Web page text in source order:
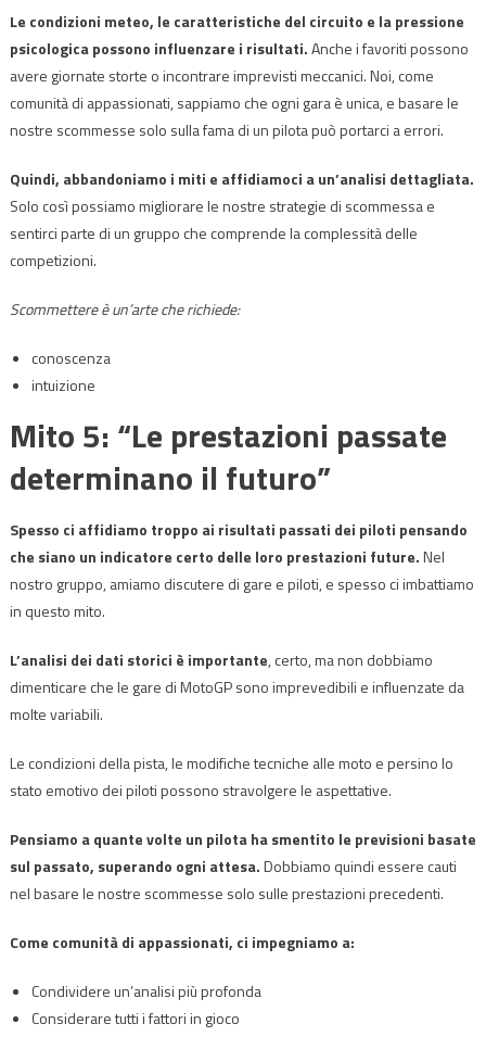
Le condizioni meteo, le caratteristiche del circuito e la pressione
psicologica possono influenzare i risultati.Anche i favoriti possono
avere giornate storte o incontrare imprevisti meccanici. Noi, come
comunità di appassionati, sappiamo che ogni gara è unica, e basare le
nostre scommesse solo sulla fama di un pilota può portarci a errori.
Quindi, abbandoniamo i miti e affidiamoci a un’analisi dettagliata.
Solo così possiamo migliorare le nostre strategie di scommessa e
sentirci parte di un gruppo che comprende la complessità delle
competizioni.
Scommettere è un’arte che richiede:
conoscenza
intuizione
Mito 5: “Le prestazioni passate
determinano il futuro”
Spesso ci affidiamo troppo ai risultati passati dei piloti pensando
che siano un indicatore certo delle loro prestazioni future.Nel
nostro gruppo, amiamo discutere di gare e piloti, e spesso ci imbattiamo
in questo mito.
L’analisi dei dati storici è importante, certo, ma non dobbiamo
dimenticare che le gare di MotoGP sono imprevedibili e influenzate da
molte variabili.
Le condizioni della pista, le modifiche tecniche alle moto e persino lo
stato emotivo dei piloti possono stravolgere le aspettative.
Pensiamo a quante volte un pilota ha smentito le previsioni basate
sul passato, superando ogni attesa.Dobbiamo quindi essere cauti
nel basare le nostre scommesse solo sulle prestazioni precedenti.
Come comunità di appassionati, ci impegniamo a:
Condividere un’analisi più profonda
Considerare tutti i fattori in gioco